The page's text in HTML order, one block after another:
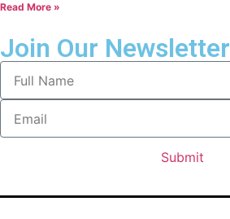
Read More »
Join Our Newsletter
Submit